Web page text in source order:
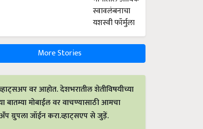
More Stories
वर आहोत. देशभरातील शेतीविषयीच्या
बातम्या मोबाईल वर वाचण्यासाठी आमचा
ग्रुपला जॉईन करा.व्हाट्सएप से जुड़ें.